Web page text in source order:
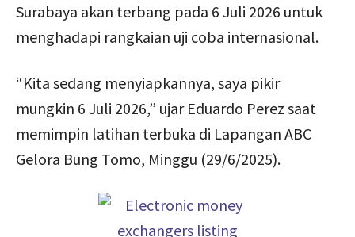
Surabaya akan terbang pada 6 Juli 2026 untuk
menghadapi rangkaian uji coba internasional.
“Kita sedang menyiapkannya, saya pikir
mungkin 6 Juli 2026,” ujar Eduardo Perez saat
memimpin latihan terbuka di Lapangan ABC
Gelora Bung Tomo, Minggu (29/6/2025).